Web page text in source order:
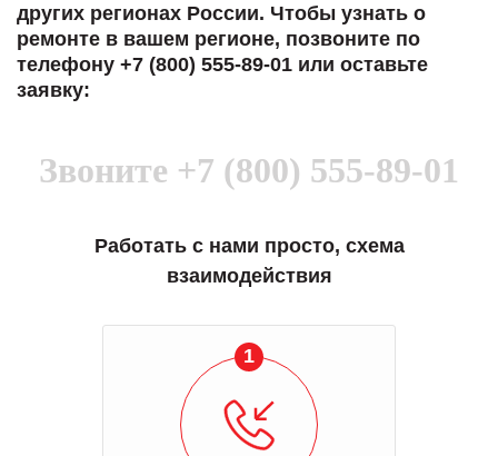
других регионах России. Чтобы узнать о
ремонте в вашем регионе, позвоните по
телефону +7 (800) 555-89-01 или оставьте
заявку:
Звоните +7 (800) 555-89-01
Работать с нами просто, схема
взаимодействия
1